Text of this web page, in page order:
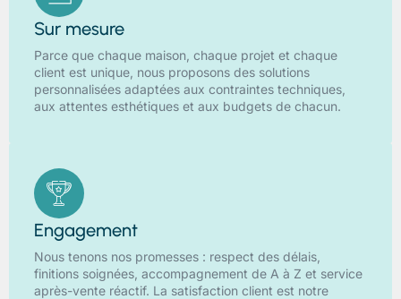
Sur mesure
Parce que chaque maison, chaque projet et chaque
client est unique, nous proposons des solutions
personnalisées adaptées aux contraintes techniques,
aux attentes esthétiques et aux budgets de chacun.
Engagement
Nous tenons nos promesses : respect des délais,
finitions soignées, accompagnement de A à Z et service
après-vente réactif. La satisfaction client est notre